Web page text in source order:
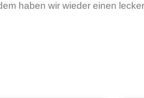
haben wir wieder einen